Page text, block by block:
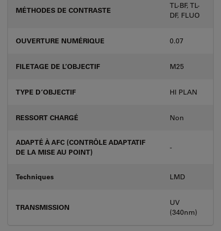
MÉTHODES DE CONTRASTE
TL-BF, TL-
DF, FLUO
OUVERTURE NUMÉRIQUE 0.07
FILETAGE DE L’OBJECTIF M25
TYPE D’OBJECTIF HI PLAN
RESSORT CHARGÉ Non
ADAPTÉ À AFC (CONTRÔLE ADAPTATIF
DE LA MISE AU POINT)
-
Techniques LMD
TRANSMISSION
UV
(340nm)